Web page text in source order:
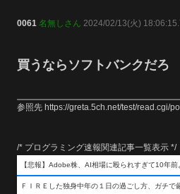
0061 名無しさん 2024/02/13(火)
買うならソフトバンクだろ
参照先 https://greta.5ch.net/test/read.cgi/
/* プログラミング速報関連記事一覧表示 */
【悲報】Adobe株、AI相場に殴られすぎて10年
ＦＩＲＥした独身中年の１日の過ごし方、ガチで